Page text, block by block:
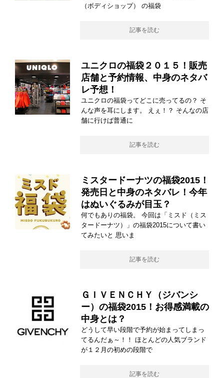
（ボディショップ） の福袋
記事を読む
ユニクロの福袋２０１５！販売
店舗と予約情報、中身のネタバ
レ予想！
ユニクロの福袋ってどこに売ってるの？ そ
んな声を耳にします。 えぇ！？ そんなの店
舗に行けば普通に
記事を読む
ミスタードーナツの福袋2015！
発売日と中身のネタバレ！今年
はぬいぐるみが目玉？
何でもありの福袋。 今回は「ミスド（ミス
タードーナツ）」の福袋2015について書い
てみたいと 思いま
記事を読む
ＧＩＶＥＮＣＨＹ（ジバンシ
ー）の福袋2015！お得感満載の
中身とは？
どうして早い段階で予約が始まってしまっ
てるんだぁ～！！ ほとんどの人気ブランド
が１２月の初めの段階で
記事を読む